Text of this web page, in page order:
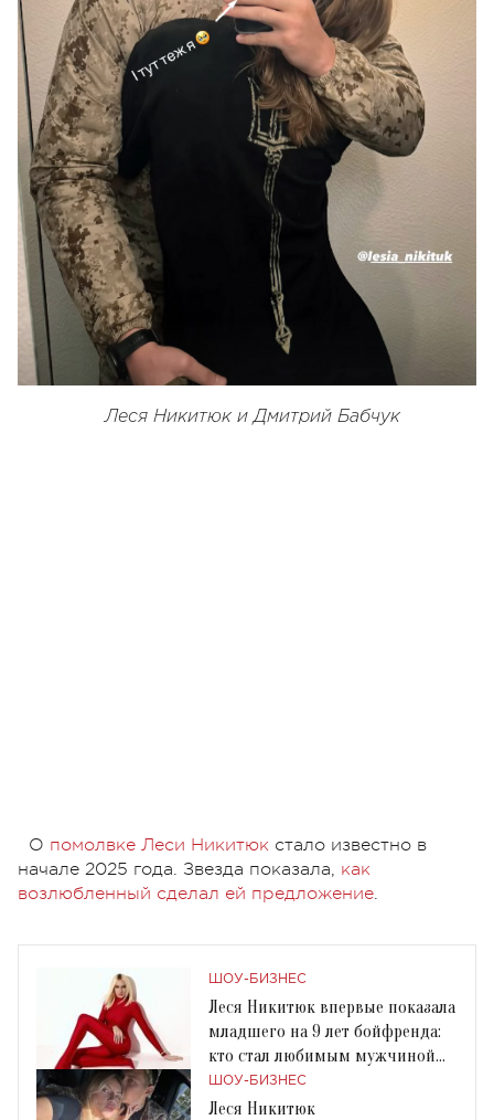
Леся Никитюк и Дмитрий Бабчук
О помолвке Леси Никитюк стало известно в
начале 2025 года. Звезда показала, как
возлюбленный сделал ей предложение.
ШОУ-БИЗНЕС
Леся Никитюк впервые показала
младшего на 9 лет бойфренда:
кто стал любимым мужчиной
ведущей
ШОУ-БИЗНЕС
Леся Никитюк